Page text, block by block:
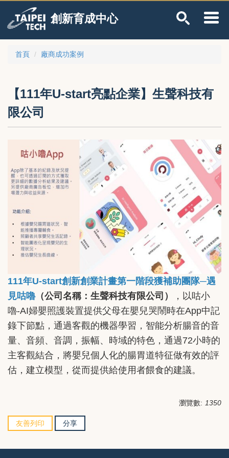
主
要
創新育成中心
首頁 廠商成功案例
【111年U-start亮點企業】生聲科技有
限公司
111年U-start創新創業計畫第一階段獲補助團隊─遇
見咕嚕（公司名稱：生聲科技有限公司）
，以咕小
嚕-AI婦嬰照護裝置提供父母在嬰兒哭鬧時在App中記
錄下節點，通過客觀的機器學習，智能分析腸音的音
量、音頻、音調，振幅、時域的特色，通過72小時的
主客觀結合，將嬰兒個人化的腸胃道特征做有效的評
估，建立模型，從而提供給使用者餵食的建議。
瀏覽數: 1350
友善列印 分享